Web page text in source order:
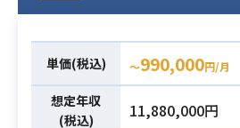
必須スキル
・お客様先に直
力が高い方
単価(税込) 〜990,000円/月
想定年収
(税込)
11,880,000円